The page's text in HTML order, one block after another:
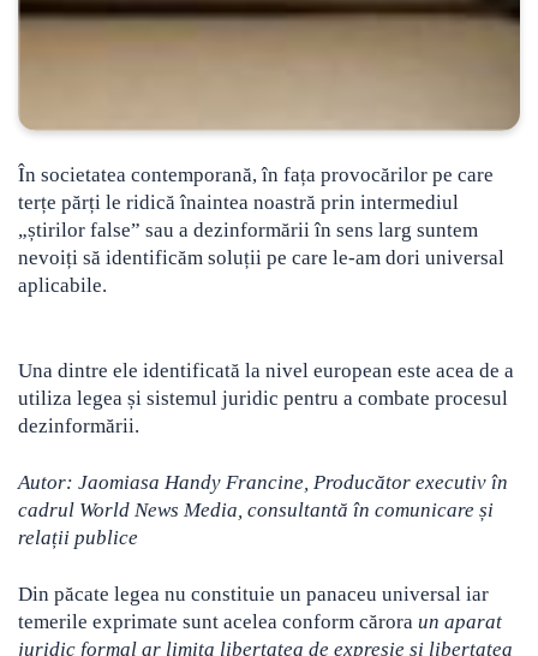
În societatea contemporană, în fața provocărilor pe care
terțe părți le ridică înaintea noastră prin intermediul
„știrilor false” sau a dezinformării în sens larg suntem
nevoiți să identificăm soluții pe care le-am dori universal
aplicabile.
Una dintre ele identificată la nivel european este acea de a
utiliza legea și sistemul juridic pentru a combate procesul
dezinformării.
Autor: Jaomiasa Handy Francine, Producător executiv în
cadrul World News Media, consultantă în comunicare și
relații publice
Din păcate legea nu constituie un panaceu universal iar
temerile exprimate sunt acelea conform cărora un aparat
juridic formal ar limita libertatea de expresie și libertatea